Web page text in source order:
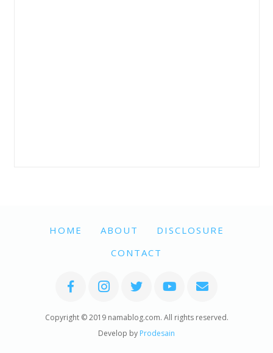
HOME ABOUT
DISCLOSURE
CONTACT
Copyright © 2019 namablog.com. All rights reserved.
Develop by Prodesain